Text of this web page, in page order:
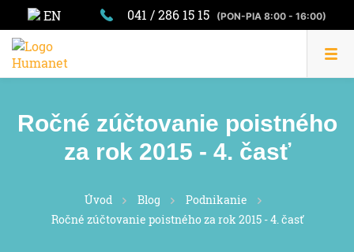
EN 041 / 286 15 15 (PON-PIA 8:00 - 16:00)
Ročné zúčtovanie poistného
za rok 2015 - 4. časť
Úvod Blog
Podnikanie
Ročné zúčtovanie poistného za rok 2015 - 4. časť